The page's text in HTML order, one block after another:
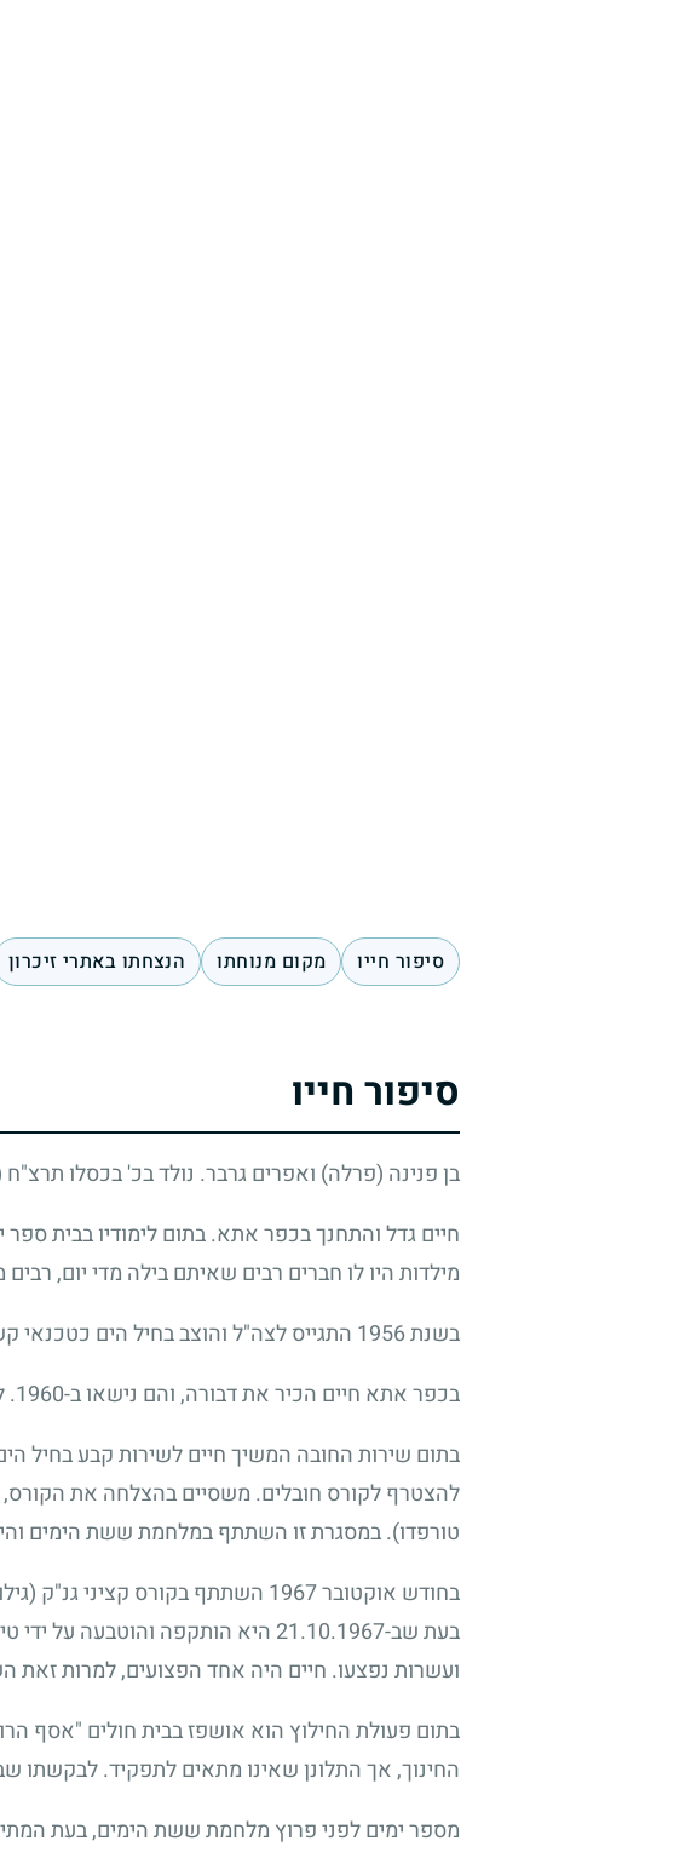
סיפור חייו מקום מנוחתו הנצחתו באתרי זיכרון
סיפור חייו
בן פנינה (פרלה) ואפרים גרבר. נולד בכ' בכסלו תרצ"ח
חיים גדל והתחנך בכפר אתא. בתום לימודיו בבית
מילדות היו לו חברים רבים שאיתם בילה מדי יום,
בשנת 1956 התגייס לצה"ל והוצב בחיל הים כטכנאי קשר. הוא שירת בתפקיד זה בשייטת 13, ובמסגרת שירותו צלל בנחל הקישון.
בכפר אתא חיים הכיר את דבורה, והם נישאו ב-1960. לזוג נולדו שני ילדים: דב וטלי.
בתום שירות החובה המשיך חיים לשירות קבע בחיל
להצטרף לקורס חובלים. משסיים בהצלחה את הקורס,
טורפדו). במסגרת זו השתתף במלחמת ששת הימים
בחודש אוקטובר 1967 השתתף
בעת שב-21.10.1967 היא הותקפה
ועשרות נפצעו. חיים היה אחד הפצועים, למרות זאת
בתום פעולת החילוץ הוא אושפז בבית חולים "אסף
החינוך, אך התלונן שאינו מתאים לתפקיד. לבקשתו
מספר ימים לפני פרוץ מלחמת ששת הימים, בעת